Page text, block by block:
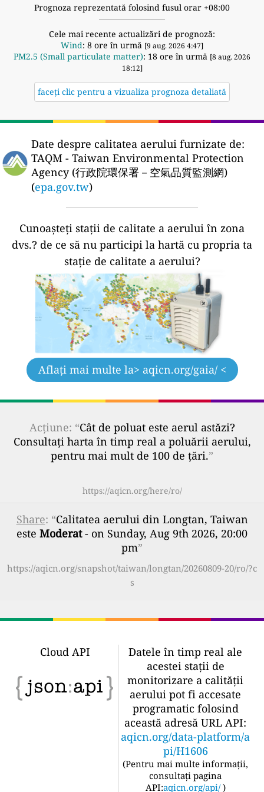
Prognoza reprezentată folosind fusul orar +08:00
Cele mai recente actualizări de prognoză:
Wind: 8 ore în urmă [9 aug. 2026 4:47]
PM2.5 (Small particulate matter): 18 ore în urmă [8 aug. 2026
18:12]
faceți clic pentru a vizualiza prognoza detaliată
Date despre calitatea aerului furnizate de:
TAQM - Taiwan Environmental Protection
Agency (行政院環保署－空氣品質監測網)
(epa.gov.tw)
Cunoașteți stații de calitate a aerului în zona
dvs.? de ce să nu participi la hartă cu propria ta
stație de calitate a aerului?
Aflați mai multe la> aqicn.org/gaia/ <
Acțiune: “Cât de poluat este aerul astăzi?
Consultați harta în timp real a poluării aerului,
pentru mai mult de 100 de țări.”
https://aqicn.org/here/ro/
Share: “Calitatea aerului din Longtan, Taiwan
este Moderat- on Sunday, Aug 9th 2026, 20:00
pm”
https://aqicn.org/snapshot/taiwan/longtan/20260809-20/ro/?c
s
Cloud API
Datele în timp real ale
acestei stații de
monitorizare a calității
aerului pot fi accesate
programatic folosind
această adresă URL API:
aqicn.org/data-platform/a
pi/H1606
(Pentru mai multe informații,
consultați pagina
API:aqicn.org/api/ )